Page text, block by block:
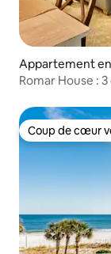
Appartement en
Romar House :
Coup de cœur
Coup de cœur